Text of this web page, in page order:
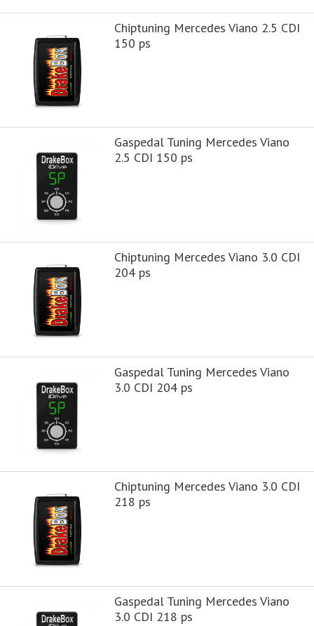
Chiptuning Mercedes Viano 2.5 CDI
150 ps
Gaspedal Tuning Mercedes Viano
2.5 CDI 150 ps
Chiptuning Mercedes Viano 3.0 CDI
204 ps
Gaspedal Tuning Mercedes Viano
3.0 CDI 204 ps
Chiptuning Mercedes Viano 3.0 CDI
218 ps
Gaspedal Tuning Mercedes Viano
3.0 CDI 218 ps